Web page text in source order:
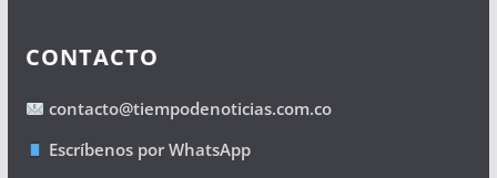
CONTACTO
contacto@tiempodenoticias.com.co
Escríbenos por WhatsApp